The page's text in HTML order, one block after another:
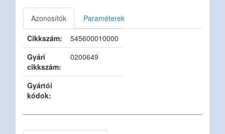
Azonosítók
Paraméterek
Cikkszám:
545600010000
Gyári
cikkszám:
0200649
Gyártói
kódok: